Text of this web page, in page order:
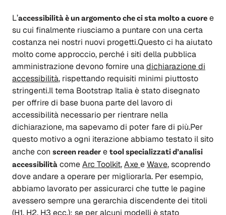
L’accessibilità è un argomento che ci sta molto a cuore e
su cui finalmente riusciamo a puntare con una certa
costanza nei nostri nuovi progetti.Questo ci ha aiutato
molto come approccio, perché i siti della pubblica
amministrazione devono fornire unadichiarazione di
accessibilità, rispettando requisiti minimi piuttosto
stringenti.Il tema Bootstrap Italia è stato disegnato
per offrire di base buona parte del lavoro di
accessibilità necessario per rientrare nella
dichiarazione, ma sapevamo di poter fare di più.Per
questo motivo a ogni iterazione abbiamo testato il sito
anche con screen reader e tool specializzati d’analisi
accessibilità comeArc Toolkit,AxeeWave, scoprendo
dove andare a operare per migliorarla. Per esempio,
abbiamo lavorato per assicurarci che tutte le pagine
avessero sempre una gerarchia discendente dei titoli
(H1, H2, H3 ecc.); se per alcuni modelli è stato